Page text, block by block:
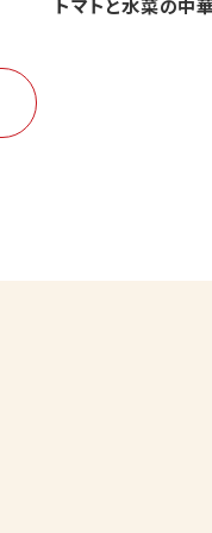
トマトと水菜の中